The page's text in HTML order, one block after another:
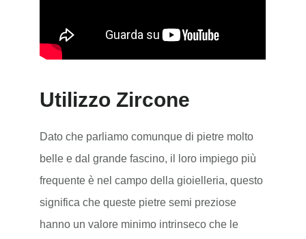
Utilizzo Zircone
Dato che parliamo comunque di pietre molto
belle e dal grande fascino, il loro impiego più
frequente è nel campo della gioielleria, questo
significa che queste pietre semi preziose
hanno un valore minimo intrinseco che le